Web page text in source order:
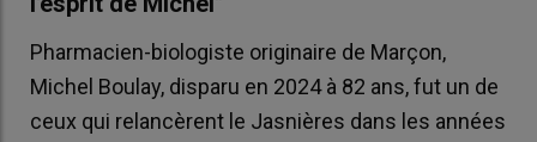
Pharmacien-biologiste originaire de Marçon,
Michel Boulay, disparu en 2024 à 82 ans, fut un de
ceux qui relancèrent le Jasnières dans les années